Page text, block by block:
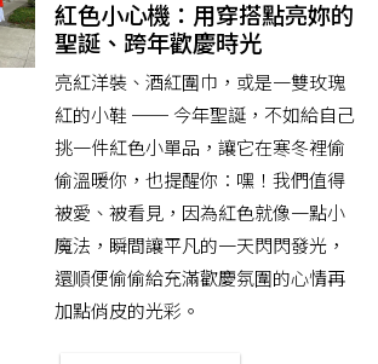
紅色小心機：用穿搭點亮妳的
聖誕、跨年歡慶時光
亮紅洋裝、酒紅圍巾，或是一雙玫瑰
紅的小鞋 ── 今年聖誕，不如給自己
挑一件紅色小單品，讓它在寒冬裡偷
偷溫暖你，也提醒你：嘿！我們值得
被愛、被看見，因為紅色就像一點小
魔法，瞬間讓平凡的一天閃閃發光，
還順便偷偷給充滿歡慶氛圍的心情再
加點俏皮的光彩。